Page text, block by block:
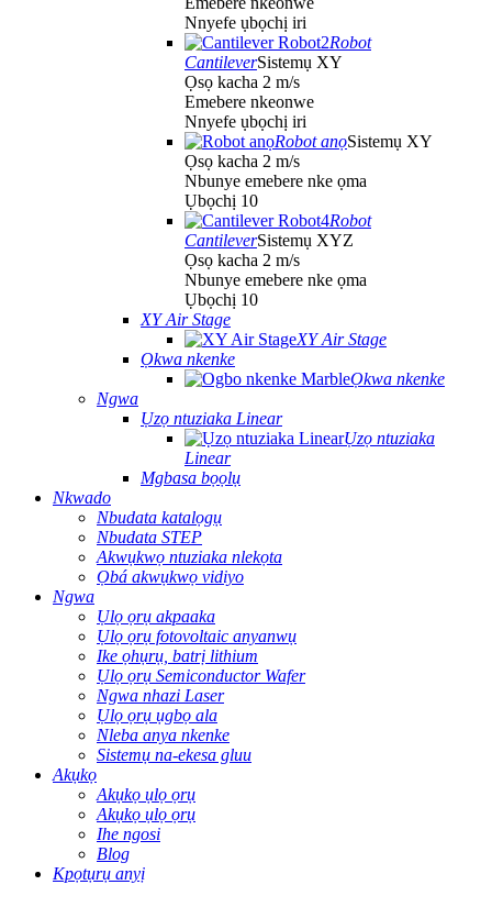
Nnyefe ụbọchị iri
Robot
CantileverSistemụ XY
Ọsọ kacha 2 m/s
Emebere nkeonwe
Nnyefe ụbọchị iri
Robot anọSistemụ XY
Ọsọ kacha 2 m/s
Nbunye emebere nke ọma
Ụbọchị 10
Robot
CantileverSistemụ XYZ
Ọsọ kacha 2 m/s
Nbunye emebere nke ọma
Ụbọchị 10
XY Air Stage
XY Air Stage
Ọkwa nkenke
Ọkwa nkenke
Ngwa
Ụzọ ntuziaka Linear
Ụzọ ntuziaka
Linear
Mgbasa bọọlụ
Nkwado
Nbudata katalọgụ
Nbudata STEP
Akwụkwọ ntuziaka nlekọta
Ọbá akwụkwọ vidiyo
Ngwa
Ụlọ ọrụ akpaaka
Ụlọ ọrụ fotovoltaic anyanwụ
Ike ọhụrụ, batrị lithium
Ụlọ ọrụ Semiconductor Wafer
Ngwa nhazi Laser
Ụlọ ọrụ ụgbọ ala
Nleba anya nkenke
Sistemụ na-ekesa gluu
Akụkọ
Akụkọ ụlọ ọrụ
Akụkọ ụlọ ọrụ
Ihe ngosi
Blog
Kpọtụrụ anyị